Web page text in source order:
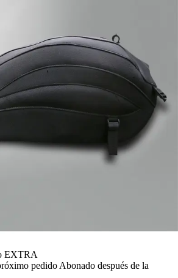
EXTRA
pedido Abonado después de la